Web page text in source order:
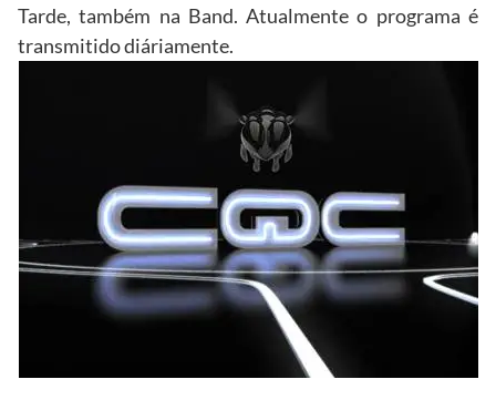
Tarde, também na Band. Atualmente o programa é
transmitido diáriamente.